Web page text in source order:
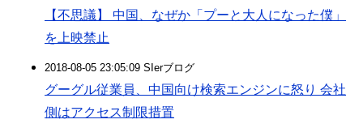
【不思議】 中国、なぜか「プーと大人になった僕」
を上映禁止
2018-08-05 23:05:09 SIerブログ
グーグル従業員、中国向け検索エンジンに怒り 会社
側はアクセス制限措置